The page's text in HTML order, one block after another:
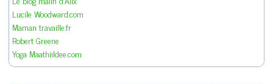
Lucile Woodward.com
Maman travaille.fr
Robert Greene
Yoga Maathiildee.com